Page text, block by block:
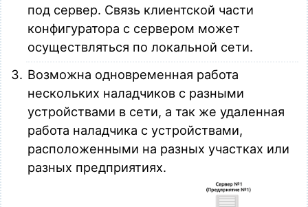
под сервер. Связь клиентской части
конфигуратора с сервером может
осуществляться по локальной сети.
Возможна одновременная работа
нескольких наладчиков с разными
устройствами в сети, а так же удаленная
работа наладчика с устройствами,
расположенными на разных участках или
разных предприятиях.